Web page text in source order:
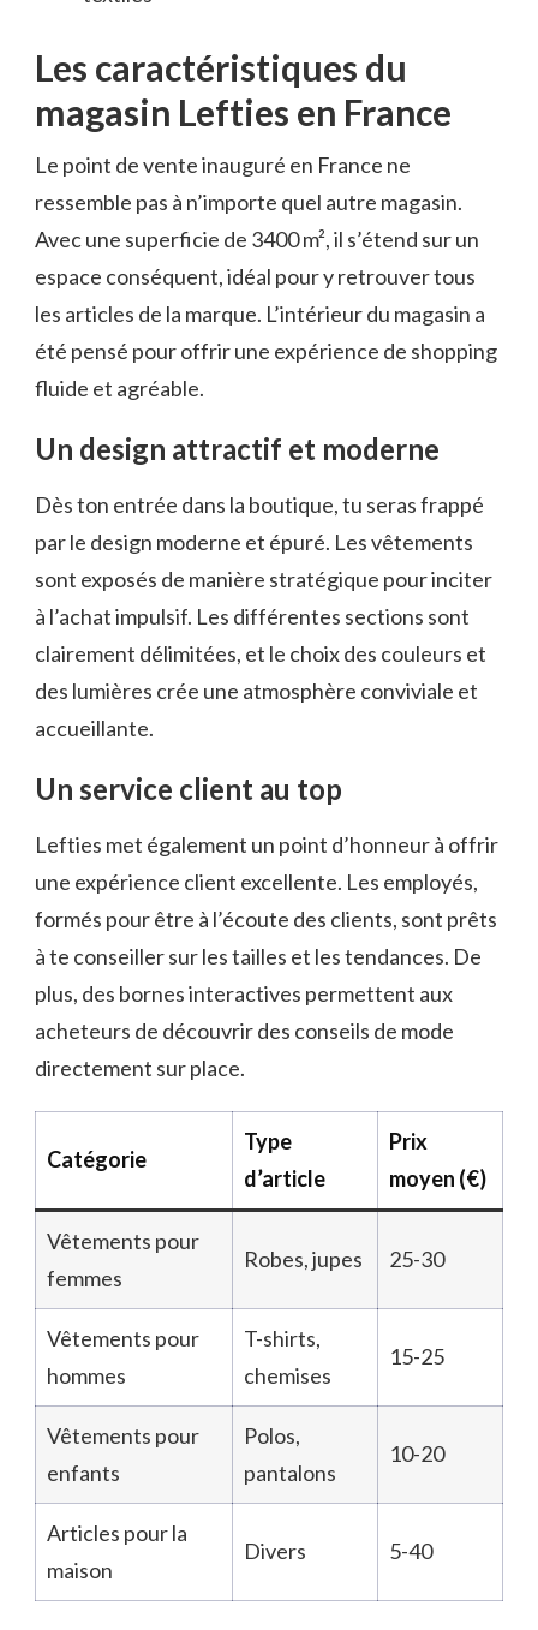
Les caractéristiques du
magasin Lefties en France
Le point de vente inauguré en France ne
ressemble pas à n’importe quel autre magasin.
Avec une superficie de 3400 m², il s’étend sur un
espace conséquent, idéal pour y retrouver tous
les articles de la marque. L’intérieur du magasin a
été pensé pour offrir une expérience de shopping
fluide et agréable.
Un design attractif et moderne
Dès ton entrée dans la boutique, tu seras frappé
par le design moderne et épuré. Les vêtements
sont exposés de manière stratégique pour inciter
à l’achat impulsif. Les différentes sections sont
clairement délimitées, et le choix des couleurs et
des lumières crée une atmosphère conviviale et
accueillante.
Un service client au top
Lefties met également un point d’honneur à offrir
une expérience client excellente. Les employés,
formés pour être à l’écoute des clients, sont prêts
à te conseiller sur les tailles et les tendances. De
plus, des bornes interactives permettent aux
acheteurs de découvrir des conseils de mode
directement sur place.
Catégorie
Type
d’article
Prix
moyen (€)
Vêtements pour
femmes
Robes, jupes 25-30
Vêtements pour
hommes
T-shirts,
chemises
15-25
Vêtements pour
enfants
Polos,
pantalons
10-20
Articles pour la
maison
Divers 5-40